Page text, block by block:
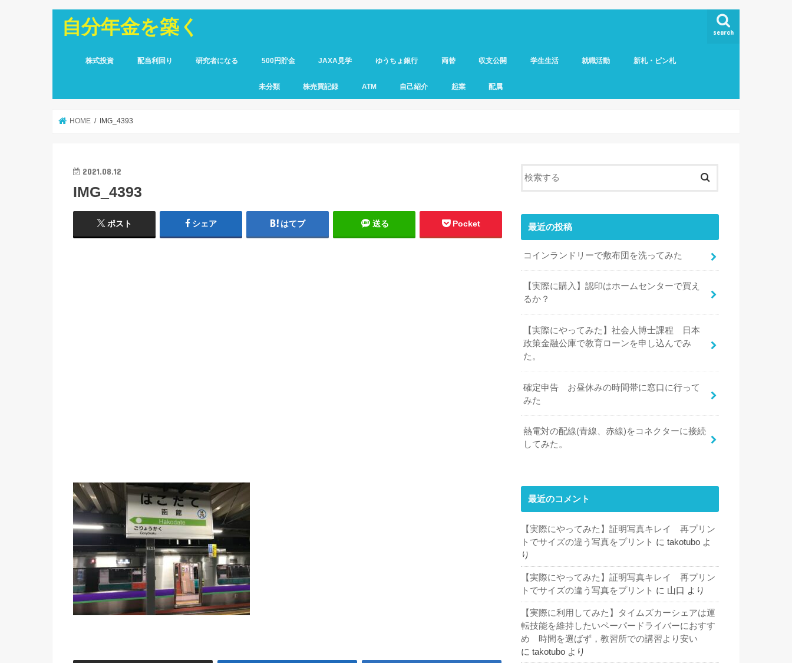
自分年金を築く search
株式投資 配当利回り 研究者になる 500円貯金 JAXA見学 ゆうちょ銀行 両替 収支公開 学生生活 就職活動 新札・ピン札
未分類 株売買記録 ATM 自己紹介 起業 配属
HOME IMG_4393
2021.08.12
IMG_4393
ポスト シェア はてブ 送る Pocket 最近の投稿
コインランドリーで敷布団を洗ってみた
【実際に購入】認印はホームセンターで買え
るか？
【実際にやってみた】社会人博士課程 日本
政策金融公庫で教育ローンを申し込んでみ
た。
確定申告 お昼休みの時間帯に窓口に行って
みた
熱電対の配線(青線、赤線)をコネクターに接続
してみた。
最近のコメント
【実際にやってみた】証明写真キレイ 再プリン
トでサイズの違う写真をプリント に takotubo よ
り
【実際にやってみた】証明写真キレイ 再プリン
トでサイズの違う写真をプリント に 山口 より
【実際に利用してみた】タイムズカーシェアは運
転技能を維持したいペーパードライバーにおすす
め 時間を選ばず，教習所での講習より安い
に takotubo より